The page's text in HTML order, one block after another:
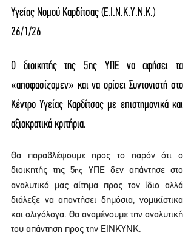
Υγείας Νομού Καρδίτσας (Ε.Ι.Ν.Κ.Υ.Ν.Κ.)
26/1/26
Ο διοικητής της 5ης ΥΠΕ να αφήσει τα
«αποφασίζομεν» και να ορίσει Συντονιστή στο
Κέντρο Υγείας Καρδίτσας με επιστημονικά και
αξιοκρατικά κριτήρια.
Θα παραβλέψουμε προς το παρόν ότι ο
διοικητής της 5ης
ΥΠΕ δεν απάντησε στο
αναλυτικό μας αίτημα προς τον ίδιο αλλά
διάλεξε να απαντήσει δημόσια, νομικίστικα
και ολιγόλογα. Θα αναμένουμε την αναλυτική
του απάντηση προς την ΕΙΝΚΥΝΚ.